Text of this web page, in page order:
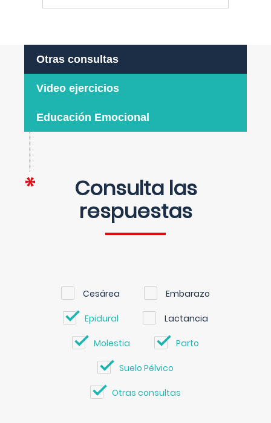
Otras consultas
Video ejercicios
Educación Emocional
Consulta las
respuestas
Cesárea Embarazo
Epidural Lactancia
Molestia Parto
Suelo Pélvico
Otras consultas